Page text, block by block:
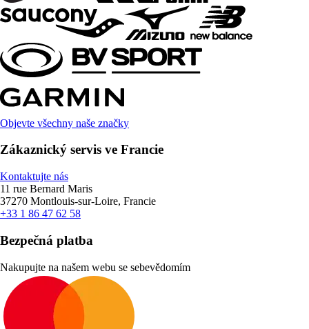
Objevte všechny naše značky
Zákaznický servis ve Francie
Kontaktujte nás
11 rue Bernard Maris
37270 Montlouis-sur-Loire, Francie
+33 1 86 47 62 58
Bezpečná platba
Nakupujte na našem webu se sebevědomím